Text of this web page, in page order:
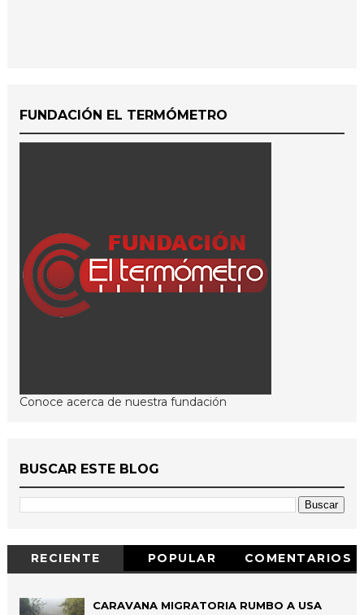
FUNDACIÓN EL TERMÓMETRO
Conoce acerca de nuestra fundación
BUSCAR ESTE BLOG
RECIENTE POPULAR COMENTARIOS
CARAVANA MIGRATORIA RUMBO A USA